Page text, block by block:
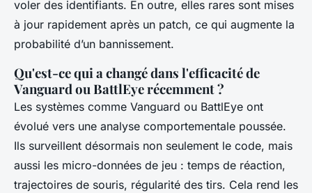
voler des identifiants. En outre, elles rares sont mises
à jour rapidement après un patch, ce qui augmente la
probabilité d’un bannissement.
Qu'est-ce qui a changé dans l'efficacité de
Vanguard ou BattlEye récemment ?
Les systèmes comme Vanguard ou BattlEye ont
évolué vers une analyse comportementale poussée.
Ils surveillent désormais non seulement le code, mais
aussi les micro-données de jeu : temps de réaction,
trajectoires de souris, régularité des tirs. Cela rend les